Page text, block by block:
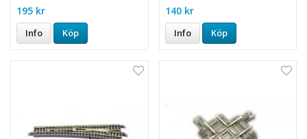
195 kr
Info Köp
140 kr
Info Köp